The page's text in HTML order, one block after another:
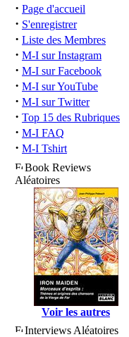
· Page d'accueil
· S'enregistrer
· Liste des Membres
· M-I sur Instagram
· M-I sur Facebook
· M-I sur YouTube
· M-I sur Twitter
· Top 15 des Rubriques
· M-I FAQ
· M-I Tshirt
Book Reviews
Aléatoires
Voir les autres
Interviews Aléatoires